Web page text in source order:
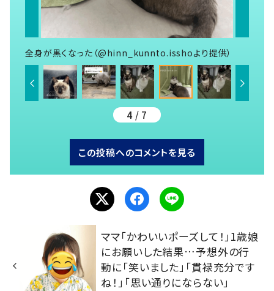
全身が黒くなった（@hinn_kunnto.isshoより提供）
4 / 7
この投稿へのコメントを見る
ママ「かわいいポーズして！」1歳娘
にお願いした結果…予想外の行
動に「笑いました」「貫禄充分です
ね！」「思い通りにならない」